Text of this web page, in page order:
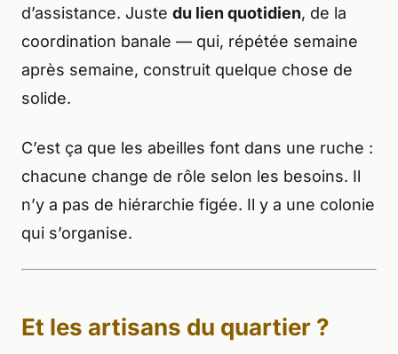
d’assistance. Juste du lien quotidien, de la
coordination banale — qui, répétée semaine
après semaine, construit quelque chose de
solide.
C’est ça que les abeilles font dans une ruche :
chacune change de rôle selon les besoins. Il
n’y a pas de hiérarchie figée. Il y a une colonie
qui s’organise.
Et les artisans du quartier ?